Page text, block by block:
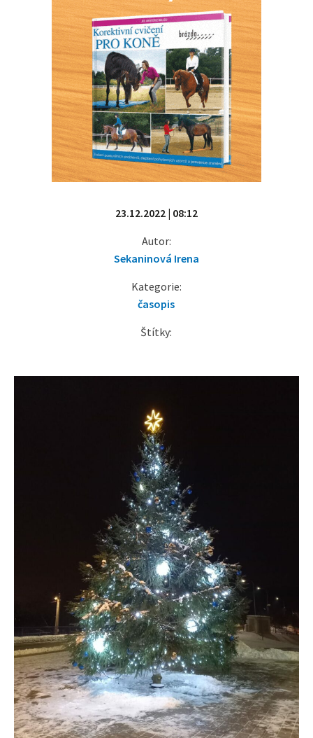
23.12.2022 | 08:12
Autor:
Sekaninová Irena
Kategorie:
časopis
Štítky: